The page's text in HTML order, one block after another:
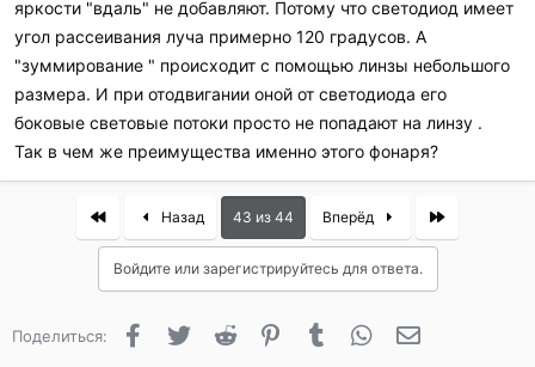
яркости "вдаль" не добавляют. Потому что светодиод имеет
угол рассеивания луча примерно 120 градусов. А
"зуммирование " происходит с помощью линзы небольшого
размера. И при отодвигании оной от светодиода его
боковые световые потоки просто не попадают на линзу .
Так в чем же преимущества именно этого фонаря?
First Назад 43 из 44 Вперёд Last
Войдите или зарегистрируйтесь для ответа.
Поделиться: FacebookTwitter Reddit PinterestTumblr WhatsApp